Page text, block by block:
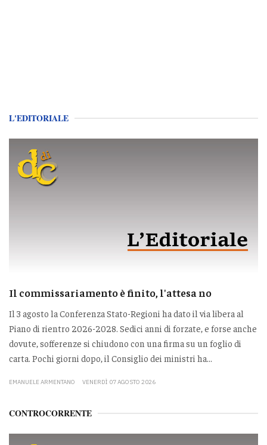
L'EDITORIALE
Il commissariamento è finito, l'attesa no
Il 3 agosto la Conferenza Stato-Regioni ha dato il via libera al
Piano di rientro 2026-2028. Sedici anni di forzate, e forse anche
dovute, sofferenze si chiudono con una firma su un foglio di
carta. Pochi giorni dopo, il Consiglio dei ministri ha...
EMANUELE ARMENTANO VENERDÌ 07 AGOSTO 2026
CONTROCORRENTE